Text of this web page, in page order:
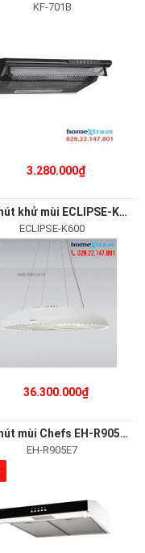
KF-701B
3.280.000₫
Máy hút khử mùi ECLIPSE-K600
ECLIPSE-K600
36.300.000₫
Máy hút mùi Chefs EH-R905E7
EH-R905E7